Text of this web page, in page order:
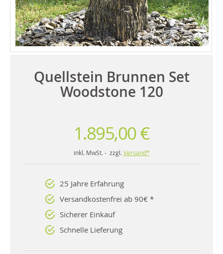
Quellstein Brunnen Set
Woodstone 120
1.895,00 €
inkl. MwSt. - zzgl. Versand*
25 Jahre Erfahrung
Versandkostenfrei ab 90€ *
Sicherer Einkauf
Schnelle Lieferung